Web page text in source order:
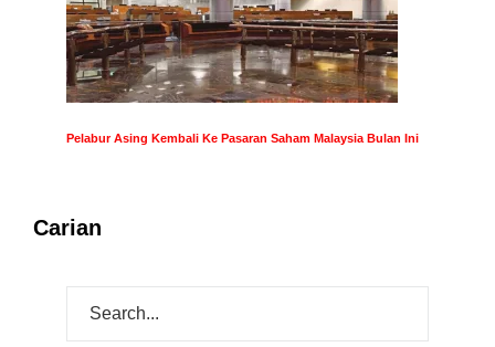
Pelabur Asing Kembali Ke Pasaran Saham Malaysia Bulan Ini
Carian